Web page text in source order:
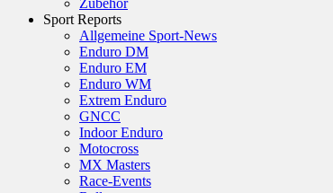
Zubehör
Sport Reports
Allgemeine Sport-News
Enduro DM
Enduro EM
Enduro WM
Extrem Enduro
GNCC
Indoor Enduro
Motocross
MX Masters
Race-Events